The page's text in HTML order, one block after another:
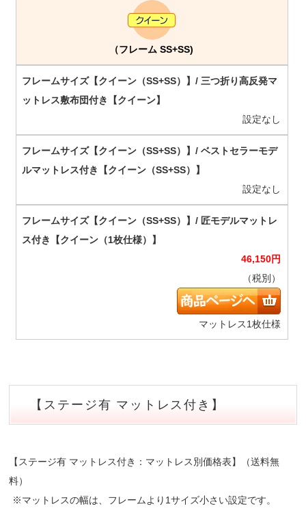
（フレーム SS+SS)
設定なし
設定なし
46,150円
（税別）
マットレス1枚仕様
【ステージ有 マットレス付き】
【ステージ有 マットレス付き：マットレス別価格表】（送料無
料）
※マットレスの幅は、フレームより1サイズ小さい設定です。